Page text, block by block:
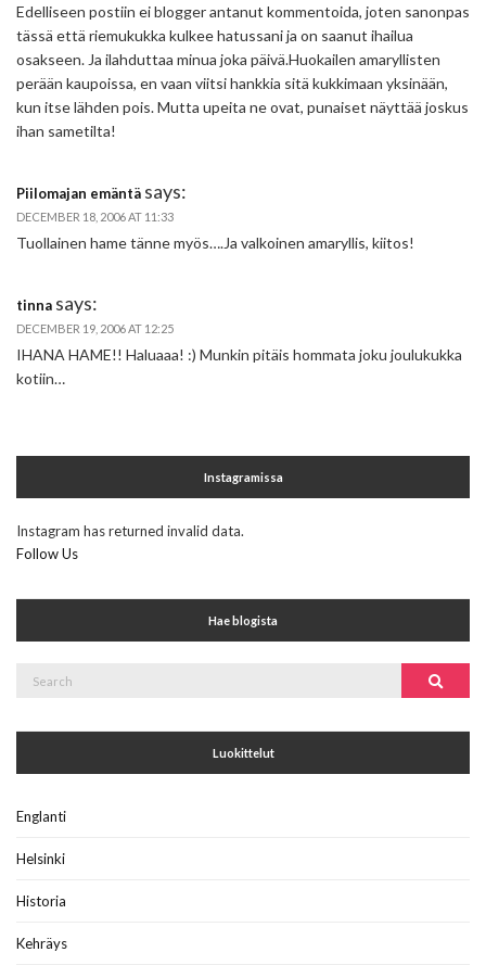
Edelliseen postiin ei blogger antanut kommentoida, joten sanonpas
tässä että riemukukka kulkee hatussani ja on saanut ihailua
osakseen. Ja ilahduttaa minua joka päivä.Huokailen amaryllisten
perään kaupoissa, en vaan viitsi hankkia sitä kukkimaan yksinään,
kun itse lähden pois. Mutta upeita ne ovat, punaiset näyttää joskus
ihan sametilta!
Piilomajan emäntä says:
DECEMBER 18, 2006 AT 11:33
Tuollainen hame tänne myös….Ja valkoinen amaryllis, kiitos!
tinna says:
DECEMBER 19, 2006 AT 12:25
IHANA HAME!! Haluaaa! :) Munkin pitäis hommata joku joulukukka
kotiin…
Instagramissa
Instagram has returned invalid data.
Follow Us
Hae blogista
Search
Luokittelut
Englanti
Helsinki
Historia
Kehräys